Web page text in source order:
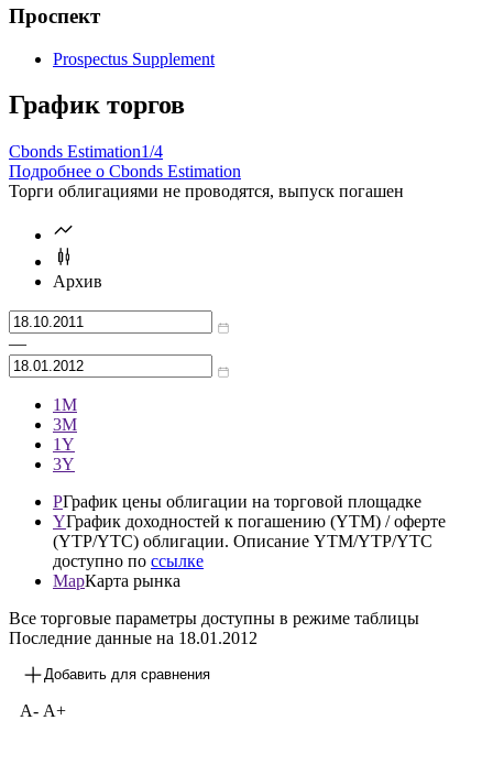
Проспект
Prospectus Supplement
График торгов
Cbonds Estimation1/4
Подробнее о Cbonds Estimation
Торги облигациями не проводятся, выпуск погашен
Архив
—
1М
3М
1Y
3Y
PГрафик цены облигации на торговой площадке
YГрафик доходностей к погашению (YTM) / оферте
(YTP/YTC) облигации. Описание YTM/YTP/YTC
доступно по ссылке
MapКарта рынка
Все торговые параметры доступны в режиме таблицы
Последние данные на 18.01.2012
Добавить для сравнения